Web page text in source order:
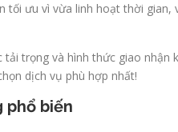
tối ưu vì vừa linh hoạt thời gian,
trọng và hình thức giao nhận
dịch vụ phù hợp nhất!
phổ biến